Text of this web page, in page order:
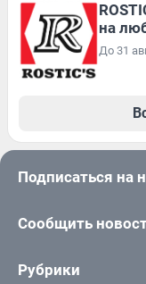
на
До 31
Подписаться на
Сообщить
Рубрики